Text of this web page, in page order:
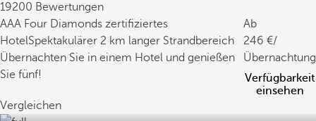
19200 Bewertungen
AAA Four Diamonds zertifiziertes
HotelSpektakulärer 2 km langer Strandbereich
Übernachten Sie in einem Hotel und genießen
Sie fünf!
Ab
246
/
Übernachtung
Verfügbarkeit
einsehen
Vergleichen